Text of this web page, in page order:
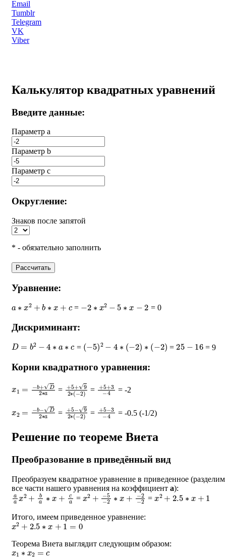
Email
Tumblr
Telegram
VK
Viber
Калькулятор квадратных уравнений
Введите данные:
Параметр a
Параметр b
Параметр с
Округление:
Знаков после запятой
* - обязательно заполнить
Рассчитать
Уравнение:
2 b ∗ = 2∗ 2− ∗ = 0
Дискриминант:
D= 2− a = (− 5)2− ∗ −2 ∗ 2 = 25 16 = 9
Корни квадратного уравнения:
+ D2∗ = + 5+ 92 − 2 )
= + 5 +3 = -2
b−D2∗ = +5−92 −2)
= +5−3 = -0.5 (-1/2)
Решение по теореме Виета
Преобразование в приведённый вид
Преобразуем квадратное уравнение в приведенное (разделим
все части нашего уравнения на коэффициент a):
aax2+ba∗x+ca = x2+−5−2∗x+
−2−2 =x2+ 2.5∗
Итого, имеем приведенное уравнение:
x2+2.5∗x+1=0
Теорема Виета выглядит следующим образом:
x1∗x2= c